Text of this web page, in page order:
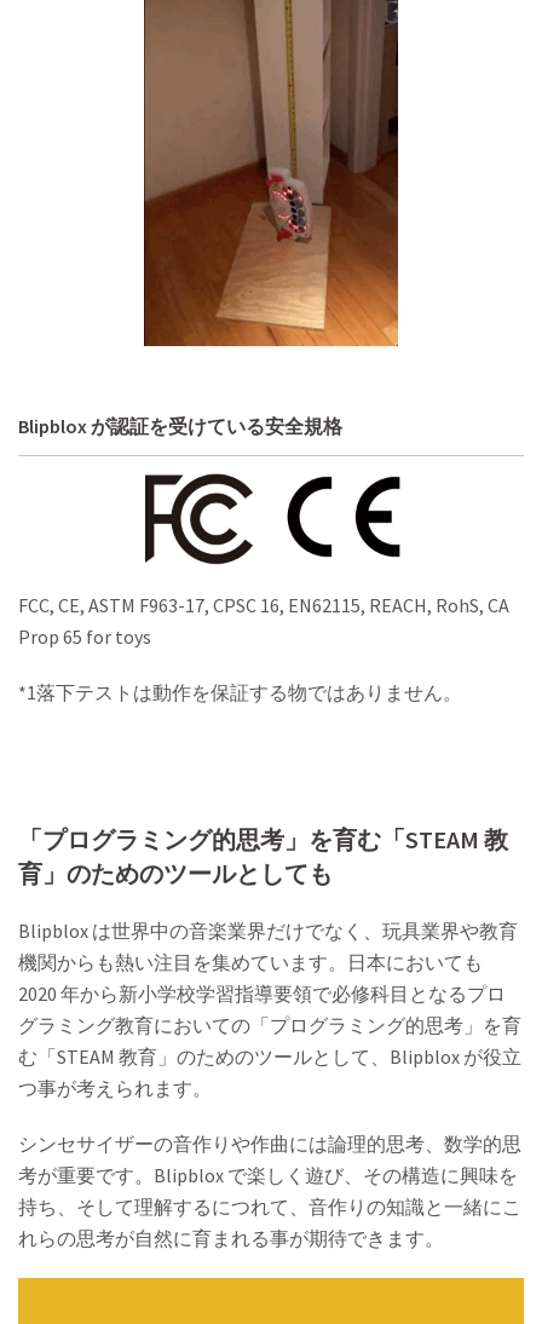
Blipblox が認証を受けている安全規格
FCC, CE, ASTM F963-17, CPSC 16, EN62115, REACH, RohS, CA
Prop 65 for toys
*1落下テストは動作を保証する物ではありません。
「プログラミング的思考」を育む「STEAM 教
育」のためのツールとしても
Blipblox は世界中の音楽業界だけでなく、玩具業界や教育
機関からも熱い注目を集めています。日本においても
2020 年から新小学校学習指導要領で必修科目となるプロ
グラミング教育においての「プログラミング的思考」を育
む「STEAM 教育」のためのツールとして、Blipblox が役立
つ事が考えられます。
シンセサイザーの音作りや作曲には論理的思考、数学的思
考が重要です。Blipblox で楽しく遊び、その構造に興味を
持ち、そして理解するにつれて、音作りの知識と一緒にこ
れらの思考が自然に育まれる事が期待できます。